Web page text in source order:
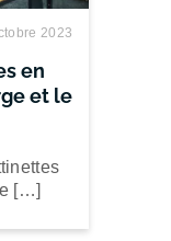
2023
en
et le
[…]